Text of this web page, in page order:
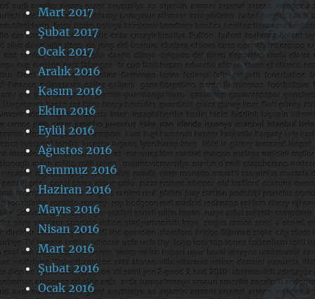
Mart 2017
Şubat 2017
Ocak 2017
Aralık 2016
Kasım 2016
Ekim 2016
Eylül 2016
Ağustos 2016
Temmuz 2016
Haziran 2016
Mayıs 2016
Nisan 2016
Mart 2016
Şubat 2016
Ocak 2016